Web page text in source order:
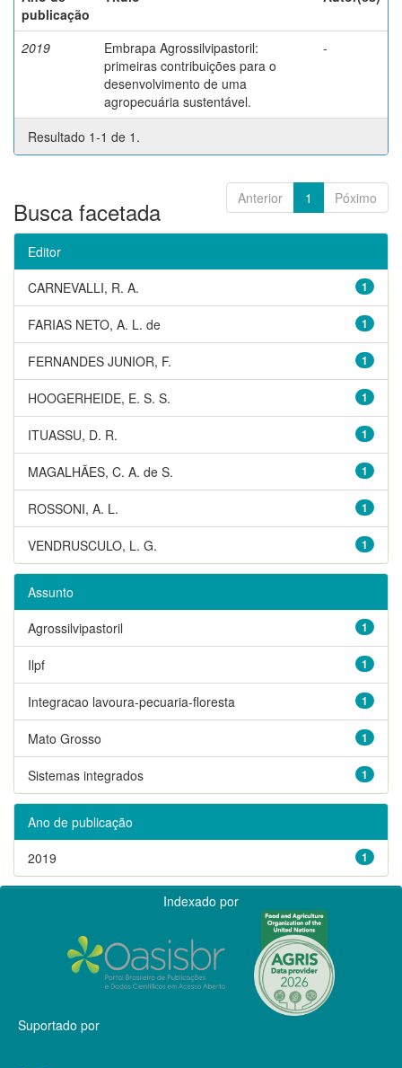
publicação
2019
Embrapa Agrossilvipastoril:
primeiras contribuições para o
desenvolvimento de uma
agropecuária sustentável.
-
Resultado 1-1 de 1.
Anterior 1 Póximo
Busca facetada
Editor
1
CARNEVALLI, R. A.
1
FARIAS NETO, A. L. de
1
FERNANDES JUNIOR, F.
1
HOOGERHEIDE, E. S. S.
1
ITUASSU, D. R.
1
MAGALHÃES, C. A. de S.
1
ROSSONI, A. L.
1
VENDRUSCULO, L. G.
Assunto
1
Agrossilvipastoril
1
Ilpf
1
Integracao lavoura-pecuaria-floresta
1
Mato Grosso
1
Sistemas integrados
Ano de publicação
1
2019
Indexado por
Suportado por